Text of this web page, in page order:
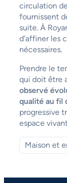
circulation
fournissent
suite. À
d’affiner les
nécessaires.
Prendre le
qui doit être
observé
qualité au fil
progressive
espace
Maison et